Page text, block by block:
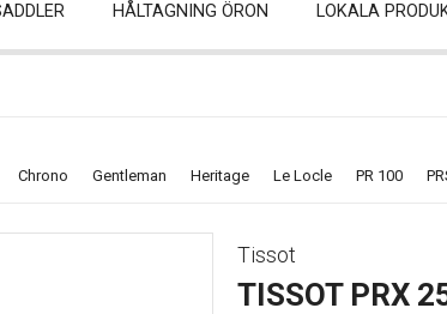
HÅLTAGNING ÖRON LOKALA
Chrono Gentleman Heritage Le Locle PR 100
Tissot
TISSOT PRX